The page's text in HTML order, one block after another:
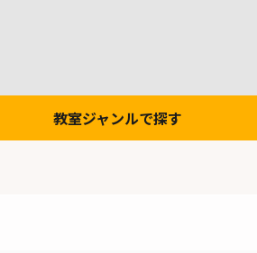
教室ジャンルで探す